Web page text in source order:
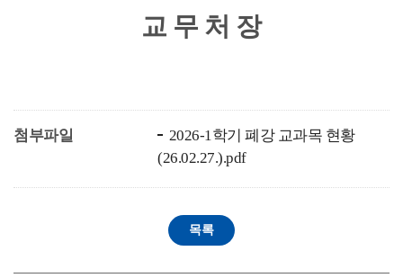
교 무 처 장
첨부파일
2026-1학기 폐강 교과목 현황
(26.02.27.).pdf